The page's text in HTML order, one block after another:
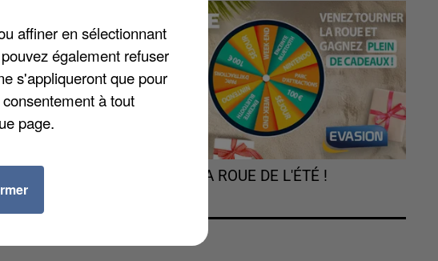
train
toujours
Est,
TOURNEZ LA ROUE DE L'ÉTÉ !
affiner en sélectionnant
également refuser
s'appliqueront que pour
à tout
page.